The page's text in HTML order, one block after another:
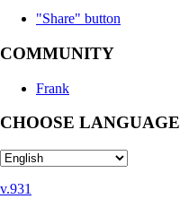
"Share" button
COMMUNITY
Frank
CHOOSE LANGUAGE
v.931